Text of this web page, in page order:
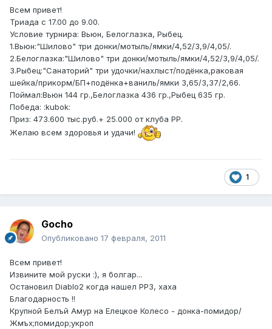
Всем привет!
Триада с 17.00 до 9.00.
Условие турнира: Вьюн, Белоглазка, Рыбец.
1.Вьюн:"Шилово" три донки/мотыль/ямки/4,52/3,9/4,05/.
2.Белоглазка:"Шилово" три донки/мотыль/ямки/4,52/3,9/4,05/.
3.Рыбец:"Санаторий" три удочки/нахлыст/подёнка,раковая
шейка/прикорм/БП+подёнка+ваниль/ямки 3,65/3,37/2,66.
Поймал:Вьюн 144 гр.,Белоглазка 436 гр.,Рыбец 635 гр.
Победа: :kubok:
Приз: 473.600 тыс.руб.+ 25.000 от клуба РР.
Желаю всем здоровья и удачи!
1
Gocho
Опубликовано 17 февраля, 2011
Всем привет!
Извините мой руски :), я болгар...
Остановил Diablo2 когда нашел РР3, хаха
Благодарность !!
Крупной Белъй Амур на Елецкое Колесо - донка-помидор/
Жмъх;помидор;укроп